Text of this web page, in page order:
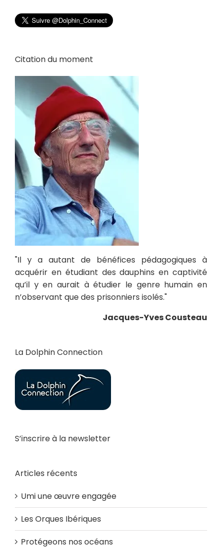
Citation du moment
"Il y a autant de bénéfices pédagogiques à
acquérir en étudiant des dauphins en captivité
qu’il y en aurait à étudier le genre humain en
n’observant que des prisonniers isolés."
Jacques-Yves Cousteau
La Dolphin Connection
S’inscrire à la newsletter
Articles récents
Umi une œuvre engagée
Les Orques Ibériques
Protégeons nos océans